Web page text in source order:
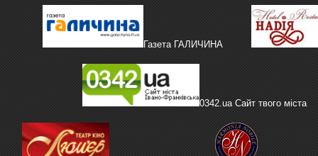
Газета ГАЛИЧИНА
0342.ua Сайт твого міста